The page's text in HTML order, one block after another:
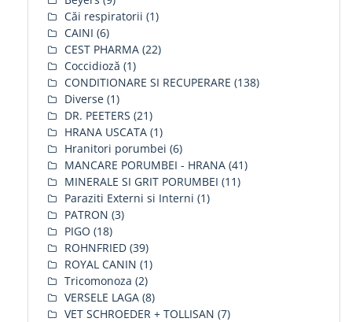
Căi respiratorii (1)
CAINI (6)
CEST PHARMA (22)
Coccidioză (1)
CONDITIONARE SI RECUPERARE (138)
Diverse (1)
DR. PEETERS (21)
HRANA USCATA (1)
Hranitori porumbei (6)
MANCARE PORUMBEI - HRANA (41)
MINERALE SI GRIT PORUMBEI (11)
Paraziti Externi si Interni (1)
PATRON (3)
PIGO (18)
ROHNFRIED (39)
ROYAL CANIN (1)
Tricomonoza (2)
VERSELE LAGA (8)
VET SCHROEDER + TOLLISAN (7)